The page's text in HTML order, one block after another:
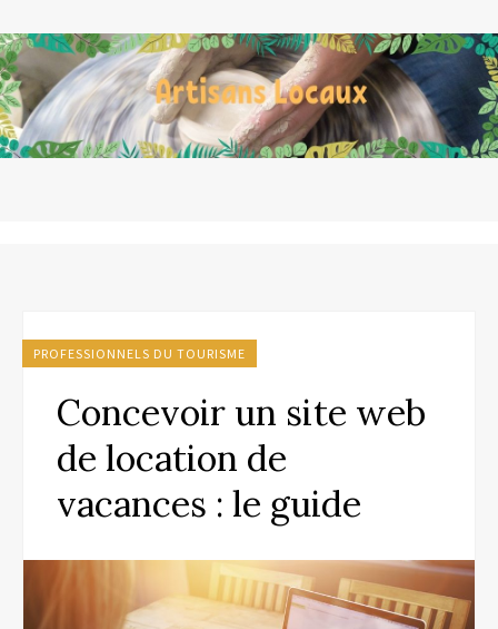
PROFESSIONNELS DU TOURISME
Concevoir un site web
de location de
vacances : le guide